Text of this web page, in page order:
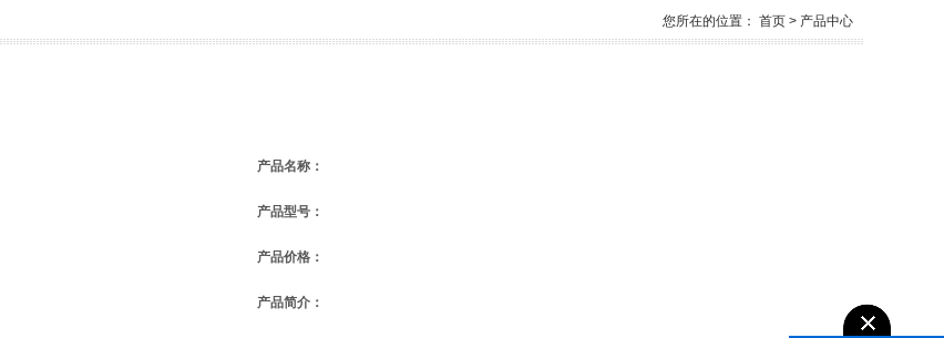
您所在的位置： 首页 > 产品中心
产品名称：
产品型号：
产品价格：
产品简介：